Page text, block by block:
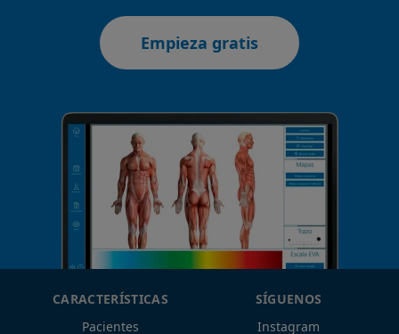
Empieza gratis
CARACTERÍSTICAS
Pacientes
SÍGUENOS
Instagram